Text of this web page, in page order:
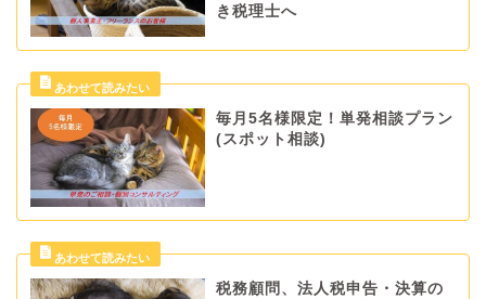
き税理士へ
毎月5名様限定！単発相談プラン
(スポット相談)
税務顧問、法人税申告・決算の